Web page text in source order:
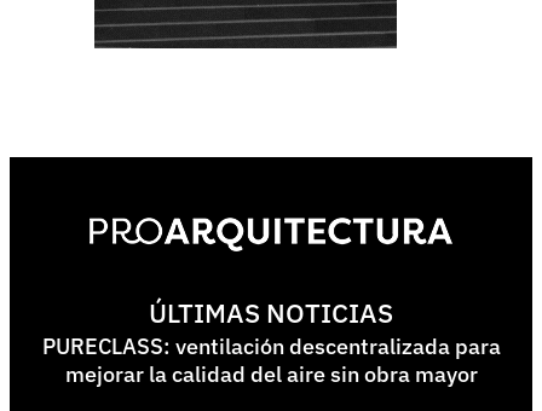
ÚLTIMAS NOTICIAS
PURECLASS: ventilación descentralizada para
mejorar la calidad del aire sin obra mayor